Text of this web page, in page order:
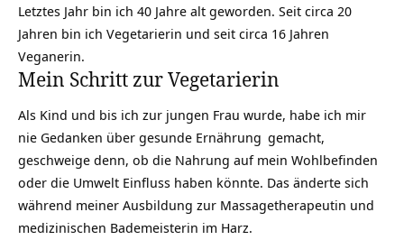
Letztes Jahr bin ich 40 Jahre alt geworden. Seit circa 20
Jahren bin ich Vegetarierin und seit circa 16 Jahren
Veganerin.
Mein Schritt zur Vegetarierin
Als Kind und bis ich zur jungen Frau wurde, habe ich mir
nie Gedanken über gesunde Ernährung gemacht,
geschweige denn, ob die Nahrung auf mein Wohlbefinden
oder die Umwelt Einfluss haben könnte. Das änderte sich
während meiner Ausbildung zur Massagetherapeutin und
medizinischen Bademeisterin im Harz.